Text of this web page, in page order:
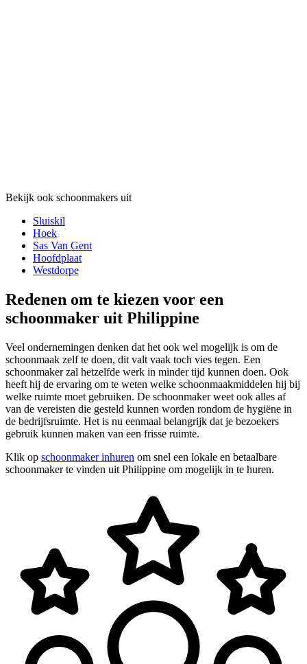
Bekijk ook schoonmakers uit
Sluiskil
Hoek
Sas Van Gent
Hoofdplaat
Westdorpe
Redenen om te kiezen voor een
schoonmaker uit Philippine
Veel ondernemingen denken dat het ook wel mogelijk is om de
schoonmaak zelf te doen, dit valt vaak toch vies tegen. Een
schoonmaker zal hetzelfde werk in minder tijd kunnen doen. Ook
heeft hij de ervaring om te weten welke schoonmaakmiddelen hij bij
welke ruimte moet gebruiken. De schoonmaker weet ook alles af
van de vereisten die gesteld kunnen worden rondom de hygiëne in
de bedrijfsruimte. Het is nu eenmaal belangrijk dat je bezoekers
gebruik kunnen maken van een frisse ruimte.
Klik op schoonmaker inhuren om snel een lokale en betaalbare
schoonmaker te vinden uit Philippine om mogelijk in te huren.